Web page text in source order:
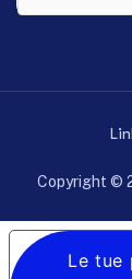
Copyright ©
Le tue